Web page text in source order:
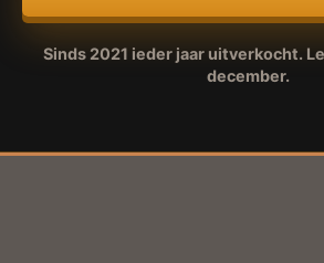
Sinds 2021 ieder jaar uitverkocht.
december.